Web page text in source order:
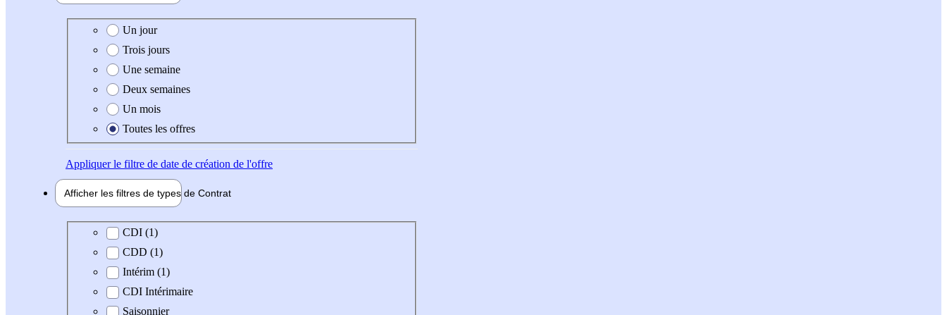
Date de création de l'offre
Un jour
Trois jours
Une semaine
Deux semaines
Un mois
Toutes les offres
Appliquerle filtre de date de création de l'offre
Afficher les filtres de types de Contrat
Type de contrat
CDI (1)
CDD (1)
Intérim (1)
CDI Intérimaire
Saisonnier